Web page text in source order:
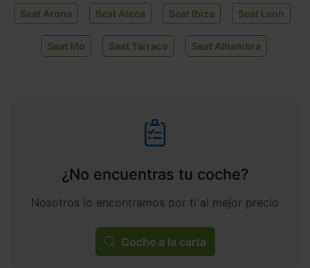
Seat Arona Seat Ateca Seat Ibiza Seat Leon
Seat Mo Seat Tarraco Seat Alhambra
¿No encuentras tu coche?
Nosotros lo encontramos por ti al mejor precio
Coche a la carta